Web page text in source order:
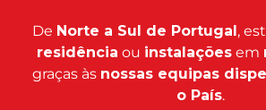
De Norte a Sul de Portugal,
residência ou instalaçõesem
graças às nossas equipas
o País.